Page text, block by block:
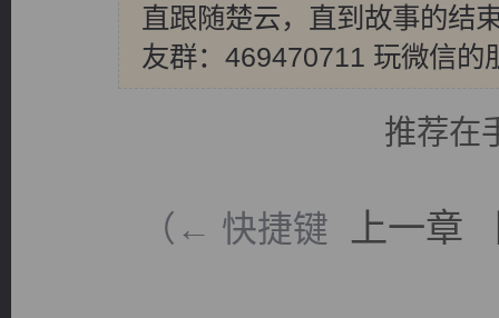
直跟随楚云，直到故事的结
友群：469470711 玩微信的
推荐在
（← 快捷键 上一章